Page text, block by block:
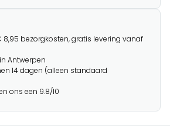
8,95 bezorgkosten, gratis levering vanaf
Antwerpen
14 dagen (alleen standaard
ons een 9.8/10